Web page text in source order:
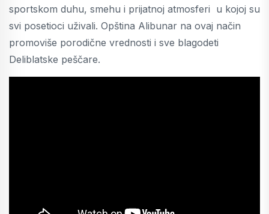
sportskom duhu, smehu i prijatnoj atmosferi u kojoj su
svi posetioci uživali. Opština Alibunar na ovaj način
promoviše porodične vrednosti i sve blagodeti
Deliblatske peščare.